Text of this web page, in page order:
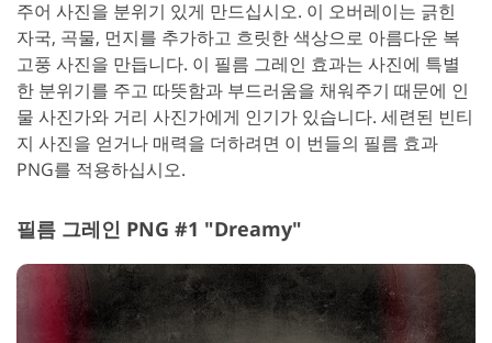
주어 사진을 분위기 있게 만드십시오. 이 오버레이는 긁힌
자국, 곡물, 먼지를 추가하고 흐릿한 색상으로 아름다운 복
고풍 사진을 만듭니다. 이 필름 그레인 효과는 사진에 특별
한 분위기를 주고 따뜻함과 부드러움을 채워주기 때문에 인
물 사진가와 거리 사진가에게 인기가 있습니다. 세련된 빈티
지 사진을 얻거나 매력을 더하려면 이 번들의 필름 효과
PNG를 적용하십시오.
필름 그레인 PNG #1 "Dreamy"